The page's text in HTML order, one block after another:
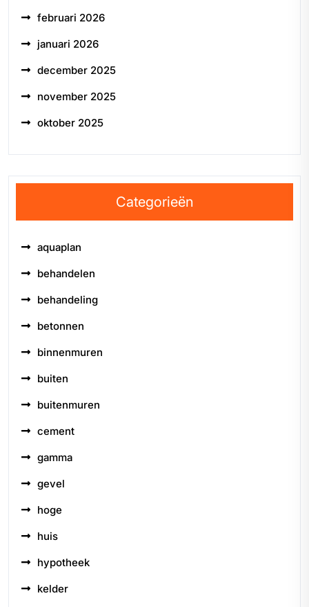
februari 2026
januari 2026
december 2025
november 2025
oktober 2025
Categorieën
aquaplan
behandelen
behandeling
betonnen
binnenmuren
buiten
buitenmuren
cement
gamma
gevel
hoge
huis
hypotheek
kelder